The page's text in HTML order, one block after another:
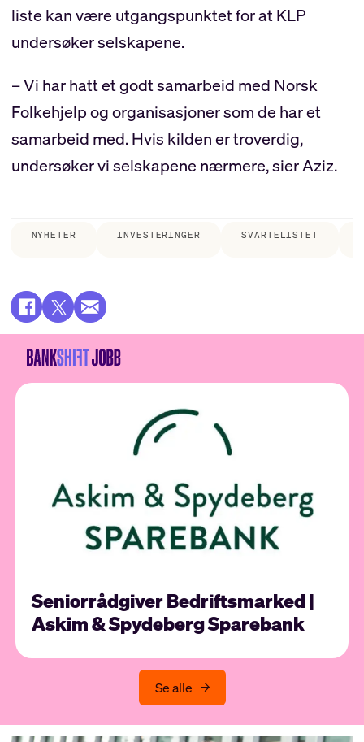
liste kan være utgangspunktet for at KLP
undersøker selskapene.
– Vi har hatt et godt samarbeid med Norsk
Folkehjelp og organisasjoner som de har et
samarbeid med. Hvis kilden er troverdig,
undersøker vi selskapene nærmere, sier Aziz.
NYHETER INVESTERINGER SVARTELISTET
Seniorrådgiver Bedriftsmarked |
Askim & Spydeberg Sparebank
Se alle